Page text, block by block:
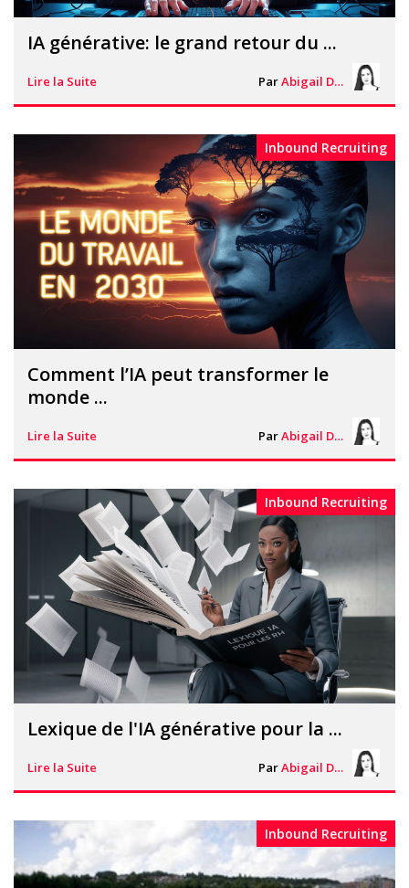
IA générative: le grand retour du ...
Lire la Suite Par Abigail Davies
Comment l’IA peut transformer le
monde ...
Lire la Suite Par Abigail Davies
Inbound Recruiting
Lexique de l'IA générative pour la ...
Lire la Suite Par Abigail Davies
Inbound Recruiting
Inbound Recruiting